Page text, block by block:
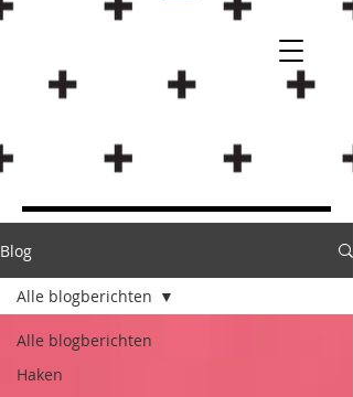
Blog
Alle blogberichten
Haken
Alle blogberichten